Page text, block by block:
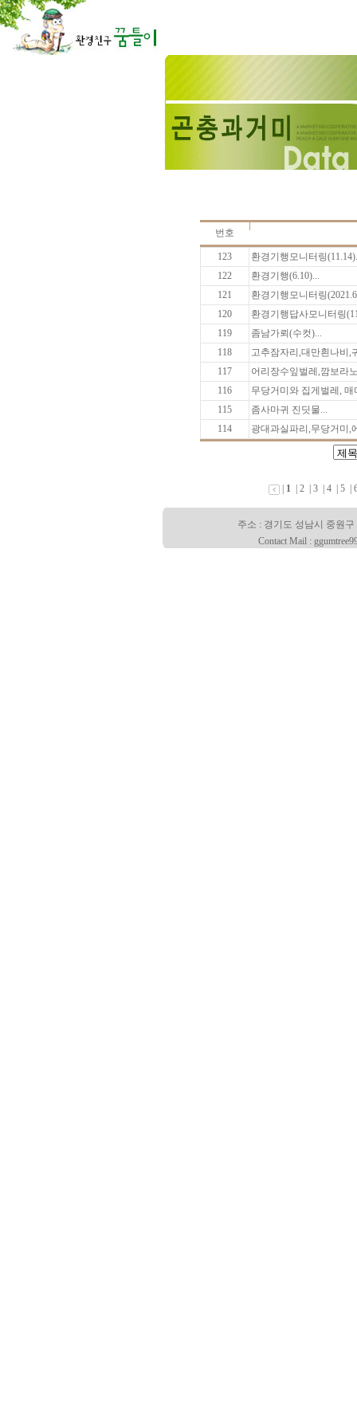
번호
123
환경기행모니터링
122
환경기행(6.10)...
121
환경기행모니터링
120
환경기행답사모니터링
119
좀남가뢰(수컷)...
118
고추잠자리,대만흰나비,
117
어리장수잎벌레,깜보라
116
무당거미와 집게벌레,
115
좀사마귀 진딧물...
114
광대과실파리,무당거미,
1| 2| 3| 4| 5|
주소 : 경기도 성남시 중원
Contact Mail :